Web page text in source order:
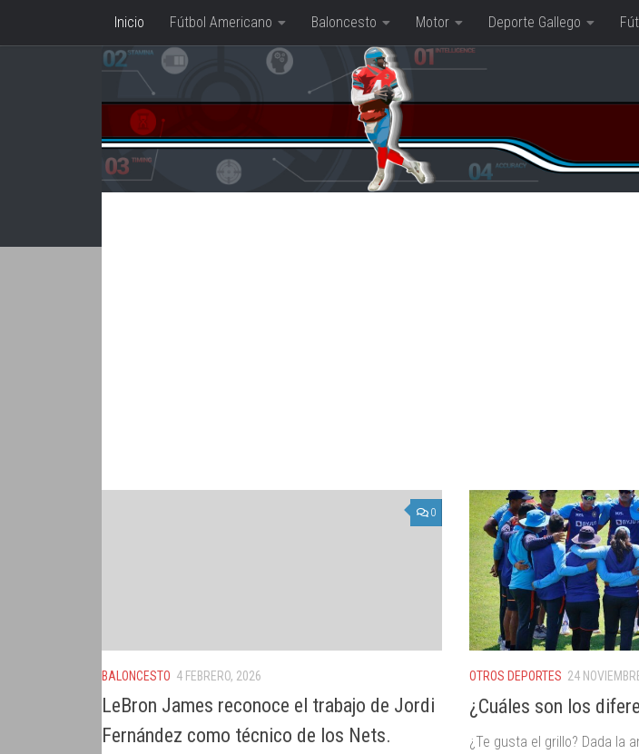
Saltar al contenido
Inicio Fútbol Americano Baloncesto Motor Deporte Gallego
0
BALONCESTO 4 FEBRERO, 2026
LeBron James reconoce el trabajo de Jordi
Fernández como técnico de los Nets.
OTROS DEPORTES 24
¿Cuáles son los
¿Te gusta el grillo? Dada la